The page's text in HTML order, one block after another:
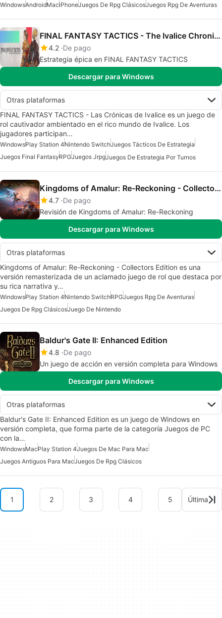
WindowsAndroidMaciPhoneJuegos De Rpg ClásicosJuegos Rpg De Aventuras
FINAL FANTASY TACTICS - The Ivalice Chronicles
4.2 De pago
Estrategia épica en FINAL FANTASY TACTICS
Descargar para Windows
Otras plataformas
FINAL FANTASY TACTICS - Las Crónicas de Ivalice es un juego de
rol cautivador ambientado en el rico mundo de Ivalice. Los
jugadores participan…
WindowsPlay Station 4Nintendo SwitchJuegos Tácticos De Estrategia
Juegos Final FantasyRPGJuegos JrpgJuegos De Estrategia Por Turnos
Kingdoms of Amalur: Re-Reckoning - Collectors Edition
4.7 De pago
Revisión de Kingdoms of Amalur: Re-Reckoning
Descargar para Windows
Otras plataformas
Kingdoms of Amalur: Re-Reckoning - Collectors Edition es una
versión remasterizada de un aclamado juego de rol que destaca por
su rica narrativa y…
WindowsPlay Station 4Nintendo SwitchRPGJuegos Rpg De Aventuras
Juegos De Rpg ClásicosJuego De Nintendo
Baldur's Gate II: Enhanced Edition
4.8 De pago
Un juego de acción en versión completa para Windows
Descargar para Windows
Otras plataformas
Baldur's Gate II: Enhanced Edition es un juego de Windows en
versión completa, que forma parte de la categoría Juegos de PC
con la…
WindowsMacPlay Station 4Juegos De Mac Para Mac
Juegos Antiguos Para MacJuegos De Rpg Clásicos
1 2 3 4 5 Última